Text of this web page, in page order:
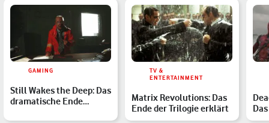
GAMING
Still Wakes the Deep: Das
dramatische Ende
TV &
ENTERTAINMENT
Matrix Revolutions: Das
Ende der Trilogie erklärt